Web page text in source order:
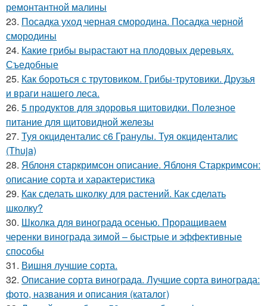
ремонтантной малины
23. Посадка уход черная смородина. Посадка черной
смородины
24. Какие грибы вырастают на плодовых деревьях.
Съедобные
25. Как бороться с трутовиком. Грибы-трутовики. Друзья
и враги нашего леса.
26. 5 продуктов для здоровья щитовидки. Полезное
питание для щитовидной железы
27. Туя окциденталис с6 Гранулы. Туя окциденталис
(Thuja)
28. Яблоня старкримсон описание. Яблоня Старкримсон:
описание сорта и характеристика
29. Как сделать школку для растений. Как сделать
школку?
30. Школка для винограда осенью. Проращиваем
черенки винограда зимой – быстрые и эффективные
способы
31. Вишня лучшие сорта.
32. Описание сорта винограда. Лучшие сорта винограда:
фото, названия и описания (каталог)